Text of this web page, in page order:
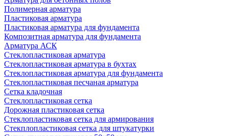
Полимерная арматура
Пластиковая арматура
Пластиковая арматура для фундамента
Композитная арматура для фундамента
Арматура АСК
Cтеклопластиковая арматура
Стеклопластиковая арматура в бухтах
Стеклопластиковая арматура для фундамента
Стеклопластиковая песчаная арматура
Сетка кладочная
Стеклопластиковая сетка
Дорожная пластиковая сетка
Стеклопластиковая сетка для армирования
Стекплопластиковая сетка для штукатурки